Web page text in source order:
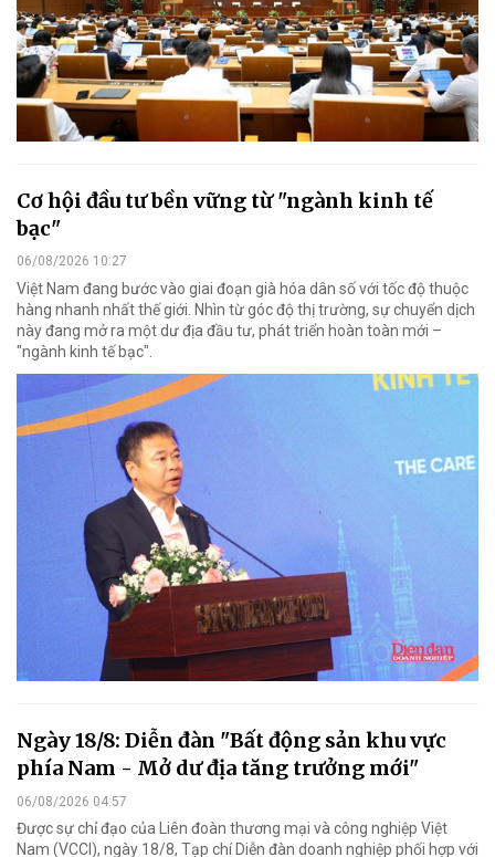
Cơ hội đầu tư bền vững từ "ngành kinh tế
bạc"
06/08/2026 10:27
Việt Nam đang bước vào giai đoạn già hóa dân số với tốc độ thuộc
hàng nhanh nhất thế giới. Nhìn từ góc độ thị trường, sự chuyển dịch
này đang mở ra một dư địa đầu tư, phát triển hoàn toàn mới –
"ngành kinh tế bạc".
Ngày 18/8: Diễn đàn "Bất động sản khu vực
phía Nam - Mở dư địa tăng trưởng mới"
06/08/2026 04:57
Được sự chỉ đạo của Liên đoàn thương mại và công nghiệp Việt
Nam (VCCI), ngày 18/8, Tạp chí Diễn đàn doanh nghiệp phối hợp với